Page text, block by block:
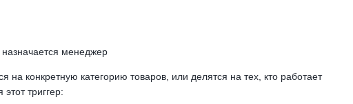
менеджер
конкретную категорию товаров, или делятся на тех, кто работает
триггер: